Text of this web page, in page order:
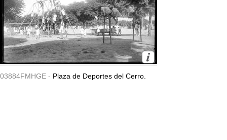
03884FMHGE - Plaza de Deportes del Cerro.